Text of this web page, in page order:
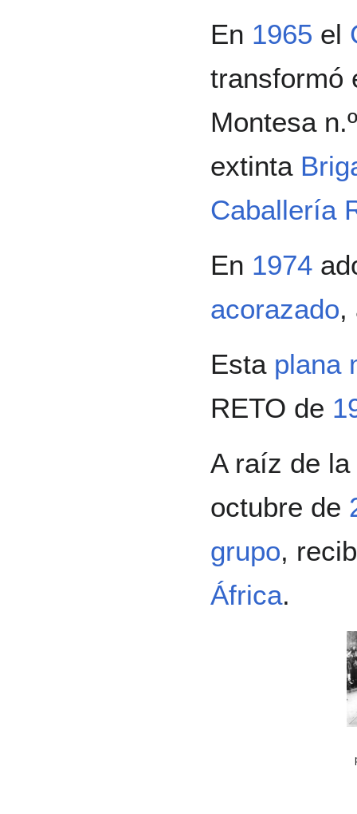
En 1965 el
transformó
Montesa
extinta
Caballería
En 1974
acorazado,
Esta plana
RETO de
A raíz de
octubre de
grupo,
África.